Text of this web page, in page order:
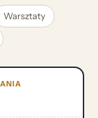
Warsztaty